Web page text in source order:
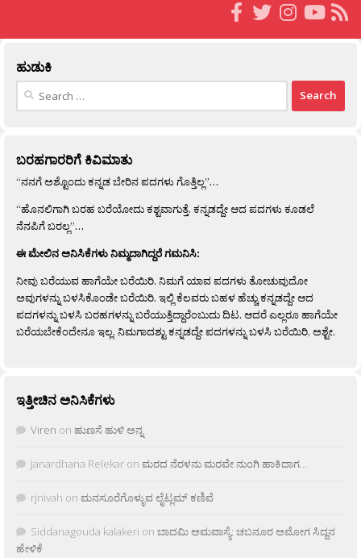
ಹುಡುಕಿ
Search
ಬರಹಗಾರರಿಗೆ ಕಿವಿಮಾತು
“ನನಗೆ ಅಶ್ಟೊಂದು ಕನ್ನಡ ಬೇರಿನ ಪದಗಳು ಗೊತ್ತಿಲ್ಲ”…
“ಹೊನಲಿಗಾಗಿ ಬರಹ ಬರೆಯೋದು ಕಶ್ಟವಾಗುತ್ತೆ. ಕನ್ನಡದ್ದೇ ಆದ ಪದಗಳು ಕೂಡಲೆ
ನೆನಪಿಗೆ ಬರಲ್ಲ”…
ಈ ಮೇಲಿನ ಅನಿಸಿಕೆಗಳು ನಿಮ್ಮದಾಗಿದ್ದರೆ ಗಮನಿಸಿ:
ನೀವು ಬರೆಯುವ ಹಾಗೆಯೇ ಬರೆಯಿರಿ. ನಿಮಗೆ ಯಾವ ಪದಗಳು ತೋಚುವುದೋ
ಅವುಗಳನ್ನು ಬಳಸಿಕೊಂಡೇ ಬರೆಯಿರಿ. ಇಲ್ಲಿ ಕೆಲವರು ಬಹಳ ಹೆಚ್ಚು ಕನ್ನಡದ್ದೇ ಆದ
ಪದಗಳನ್ನು ಬಳಸಿ ಬರಹಗಳನ್ನು ಬರೆಯುತ್ತಿದ್ದಾರೆಂಬುದು ದಿಟ. ಆದರೆ ಎಲ್ಲರೂ ಹಾಗೆಯೇ
ಬರೆಯಬೇಕೆಂದೇನೂ ಇಲ್ಲ. ನಿಮಗಾದಶ್ಟು ಕನ್ನಡದ್ದೇ ಪದಗಳನ್ನು ಬಳಸಿ ಬರೆಯಿರಿ, ಅಶ್ಟೇ.
ಇತ್ತೀಚಿನ ಅನಿಸಿಕೆಗಳು
Viren on ಹುಣಸೆ ಹುಳಿ ಅನ್ನ
Janardhana Relekar on ಮರದ ನೆರಳನು ಮರವೇ ನುಂಗಿ ಹಾಕಿದಾಗ…
rjnivah on ಮನಸೂರೆಗೊಳ್ಳುವ ಲೈಟ್ಲಮ್ ಕಣಿವೆ
Siddanagouda kalakeri on ಬಾದಮಿ ಅಮವಾಸ್ಯೆ: ಚಬನೂರ ಅಮೋಗ ಸಿದ್ದನ
ಹೇಳಿಕೆ